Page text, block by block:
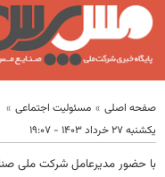
صفحه اصلی مسئولیت اجتماعی
یکشنبه ۲۷ خرداد ۱۴۰۳ - ۱۹:۰۷
با حضور مدیرعامل شرکت ملی